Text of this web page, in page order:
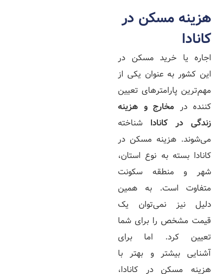
هزینه مسکن در
کانادا
اجاره یا خرید مسکن در
این کشور به عنوان یکی از
مهم‌ترین پارامترهای تعیین
کننده در مخارج و هزینه
زندگی در کانادا شناخته
می‌شوند. هزینه مسکن در
کانادا بسته به نوع استان،
شهر و منطقه سکونت
متفاوت است. به همین
دلیل نیز نمی‌توان یک
قیمت مشخص را برای شما
تعیین کرد. اما برای
آشنایی بیشتر و بهتر با
هزینه مسکن در کانادا،